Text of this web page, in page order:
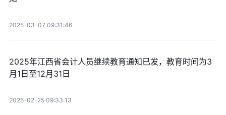
2025-03-07 09:31:46
2025年江西省会计人员继续教育通知已发，教育时间为3
月1日至12月31日
2025-02-25 09:33:13